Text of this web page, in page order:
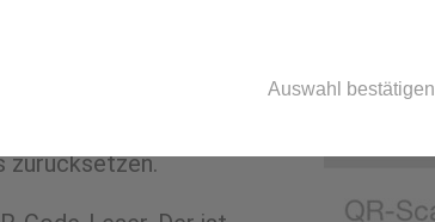
jederzeit wieder
Direkt aus dem
aufnehmen. Sogar an
Die Suche lässt sich
zurücksetzen.
Auswahl bestätigen